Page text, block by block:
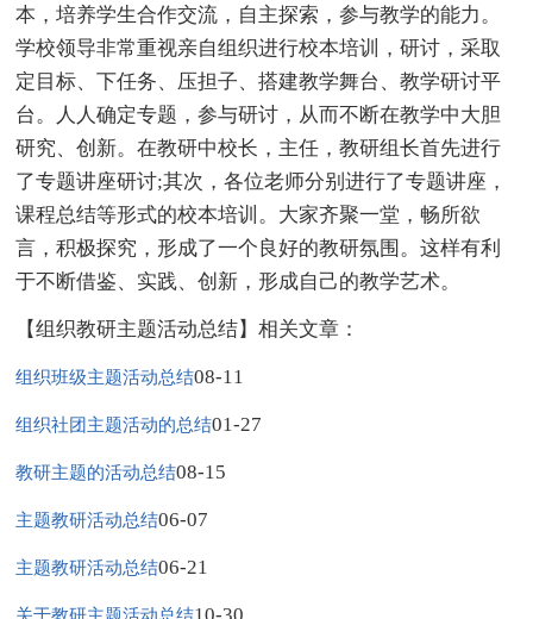
本，培养学生合作交流，自主探索，参与教学的能力。
学校领导非常重视亲自组织进行校本培训，研讨，采取
定目标、下任务、压担子、搭建教学舞台、教学研讨平
台。人人确定专题，参与研讨，从而不断在教学中大胆
研究、创新。在教研中校长，主任，教研组长首先进行
了专题讲座研讨;其次，各位老师分别进行了专题讲座，
课程总结等形式的校本培训。大家齐聚一堂，畅所欲
言，积极探究，形成了一个良好的教研氛围。这样有利
于不断借鉴、实践、创新，形成自己的教学艺术。
【组织教研主题活动总结】相关文章：
组织班级主题活动总结08-11
组织社团主题活动的总结01-27
教研主题的活动总结08-15
主题教研活动总结06-07
主题教研活动总结06-21